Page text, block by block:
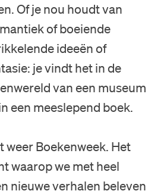
Of je nou houdt van
of boeiende
ideeën of
je vindt het in de
van een museum
een meeslepend boek.
weer Boekenweek. Het
waarop we met heel
nieuwe verhalen beleven